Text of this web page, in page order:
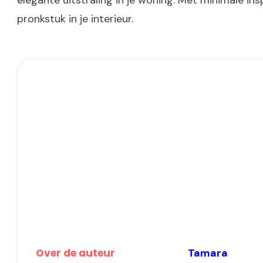
pronkstuk in je interieur.
Over de auteur Tamara